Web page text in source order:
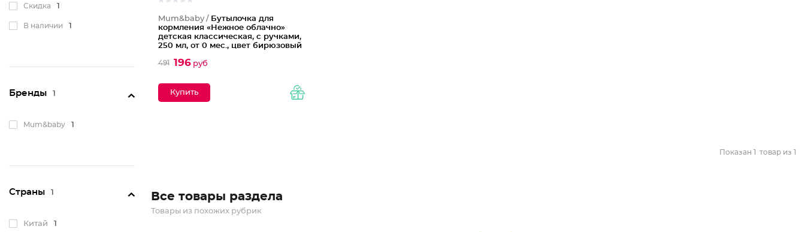
Скидка 1
В наличии 1
Бренды 1
Mum&baby 1
Страны 1
Китай 1
Mum&baby / Бутылочка для
кормления «Нежное облачно»
детская классическая, с ручками,
250 мл, от 0 мес., цвет бирюзовый
491 196руб
Показан 1 товар из 1
Все товары раздела
Товары из похожих рубрик